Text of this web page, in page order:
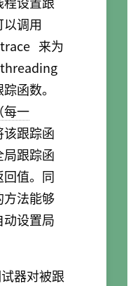
调用
来为
threading
函数。
每一
该跟踪函
跟踪函
值。同
方法能够
设置局
器对被跟